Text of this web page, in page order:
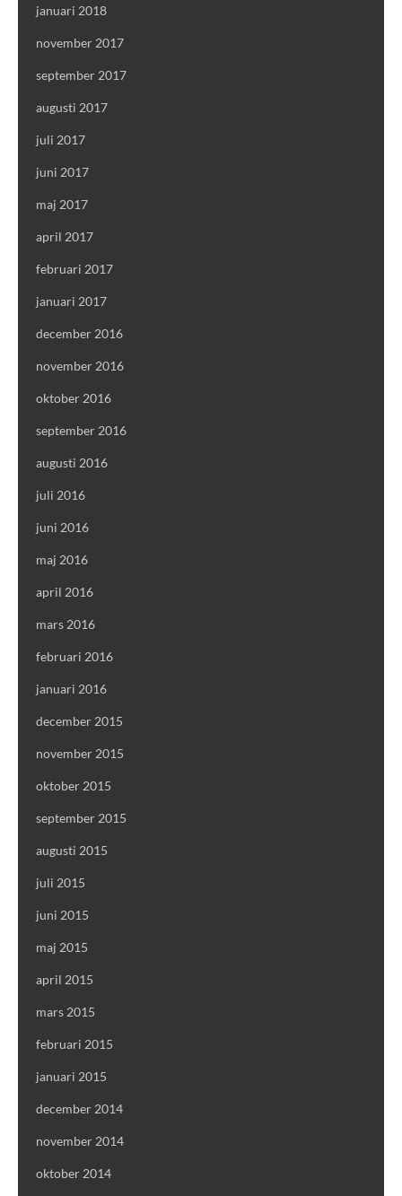
januari 2018
november 2017
september 2017
augusti 2017
juli 2017
juni 2017
maj 2017
april 2017
februari 2017
januari 2017
december 2016
november 2016
oktober 2016
september 2016
augusti 2016
juli 2016
juni 2016
maj 2016
april 2016
mars 2016
februari 2016
januari 2016
december 2015
november 2015
oktober 2015
september 2015
augusti 2015
juli 2015
juni 2015
maj 2015
april 2015
mars 2015
februari 2015
januari 2015
december 2014
november 2014
oktober 2014